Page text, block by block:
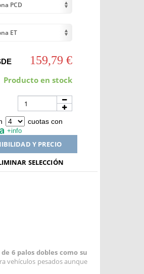
PCD
ET
159,79 €
Producto en stock
cuotas con
+info
Y PRECIO
SELECCIÓN
6 palos dobles como su
vehículos pesados aunque